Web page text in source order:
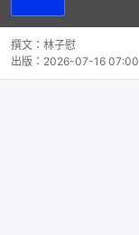
片
撰文： 林子慰
出版： 2026-07-16 07:00